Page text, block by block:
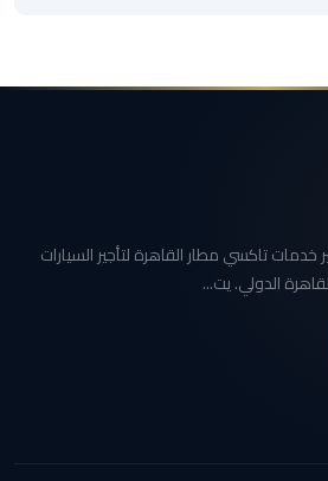
تاكسي مطار القاهرة لتأجير السيارات
الدولي. يت...